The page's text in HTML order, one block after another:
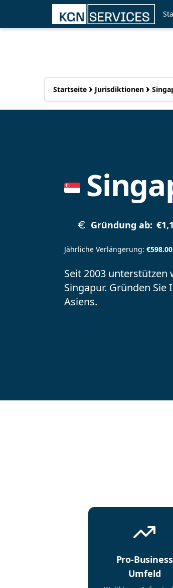
Startseite Jurisdiktionen
Gründung ab:
Jährliche Verlängerung: €598.00
Seit 2003
Singapur. Gründen
Asiens.
Pro-Business
Umfeld